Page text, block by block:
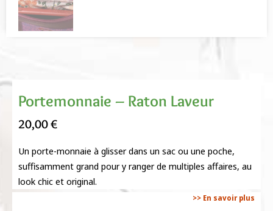
Portemonnaie – Raton Laveur
20,00€
Un porte-monnaie à glisser dans un sac ou une poche,
suffisamment grand pour y ranger de multiples affaires, au
look chic et original.
>> En savoir plus